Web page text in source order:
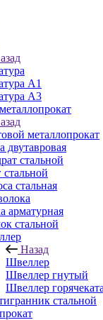
A1
А3
металлопрокат
двутавровая
стальной
стальной
стальная
арматурная
стальной
Назад
Швеллер
Швеллер гнутый
Швеллер
стальной